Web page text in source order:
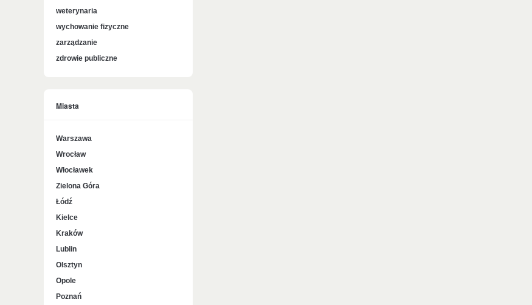
weterynaria
wychowanie fizyczne
zarządzanie
zdrowie publiczne
Miasta
Warszawa
Wrocław
Włocławek
Zielona Góra
Łódź
Kielce
Kraków
Lublin
Olsztyn
Opole
Poznań